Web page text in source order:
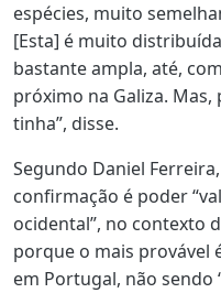
espécies, muito
[Esta] é muito
bastante ampla, até,
próximo na Galiza.
tinha”, disse.
Segundo Daniel
confirmação é poder
ocidental”, no contexto
porque o mais provável
em Portugal, não sendo